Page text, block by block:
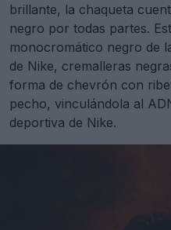
brillante, la chaqueta
negro por todas partes.
monocromático negro de
de Nike, cremalleras
forma de chevrón con
pecho, vinculándola al
deportiva de Nike.